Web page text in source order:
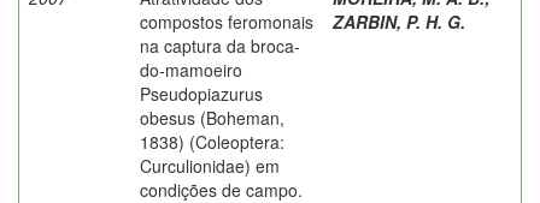
compostos feromonais
na captura da broca-
do-mamoeiro
Pseudopiazurus
obesus (Boheman,
1838) (Coleoptera:
Curculionidae) em
condições de campo.
ZARBIN, P. H. G.